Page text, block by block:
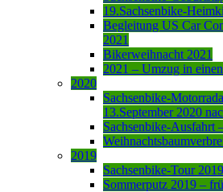
19.Sachsenbike-
Begleitung US Car
2021
Bikerweihnacht 2021
2021 – Umzug in
2020
Sachsenbike-
13.September 2020
Sachsenbike-Ausfahrt
2019
Sachsenbike-Tour
Sommerputz 2019 –